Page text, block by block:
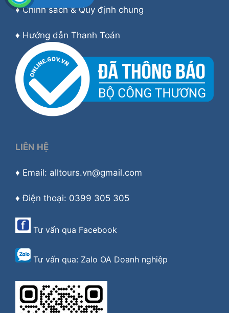
♦Chính sách & Quy định chung
♦ Hướng dẫn Thanh Toán
LIÊN HỆ
♦ Email: alltours.vn@gmail.com
♦ Điện thoại: 0399 305 305
Tư vấn qua Facebook
Tư vấn qua: Zalo OA Doanh nghiệp